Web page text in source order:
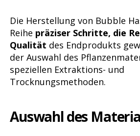
Die Herstellung von Bubble
Reihe präziser Schritte, die
Qualität des Endprodukts
der Auswahl des
speziellen Extraktions- und
Trocknungsmethoden.
Auswahl des